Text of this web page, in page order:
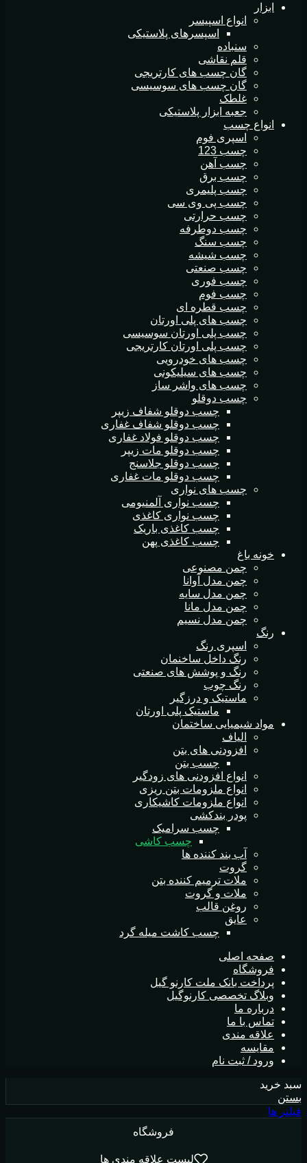
ابزار
انواع اسپیسر
اسپسرهای پلاستیکی
سنباده
قلم نقاشی
گان چسب های کارتریجی
گان چسب های سوسیسی
غلطک
جعبه ابزار پلاستیکی
انواع چسب
اسپری فوم
چسب 123
چسب آهن
چسب برق
چسب پلیمری
چسب پی وی سی
چسب حرارتی
چسب دوطرفه
چسب سنگ
چسب شیشه
چسب صنعتی
چسب فوری
چسب فوم
چسب قطره ای
چسب های پلی اورتان
چسب پلی اورتان سوسیسی
چسب پلی اورتان کارتریجی
چسب های خودرویی
چسب های سیلیکونی
چسب های واشر ساز
چسب دوقلو
چسب دوقلو شفاف زیپر
چسب دوقلو شفاف غفاری
چسب دوقلو فولاد غفاری
چسب دوقلو مات زیپر
چسب دوقلو جلاسنج
چسب دوقلو مات غفاری
چسب های نواری
چسب نواری آلمنیومی
چسب نواری کاغذی
چسب کاغذی باریک
چسب کاغذی پهن
خونه باغ
چمن مصنوعی
چمن مدل آوانا
چمن مدل سایه
چمن مدل مانا
چمن مدل نسیم
رنگ
اسپری رنگ
رنگ داخل ساخنمان
رنگ و پوشش های صنعتی
رنگ چوب
ماستیک و درزگیر
ماستیک پلی اورتان
مواد شیمیایی ساختمان
الیاف
افزودنی های بتن
چسب بتن
انواع افزودنی های زودگیر
انواع ملزومات بتن ریزی
انواع ملزومات کاشیکاری
پودر بندکشی
چسب سرامیک
چسب کاشی
آب بند کننده ها
گروت
ملات ترمیم کننده بتن
ملات و گروت
روغن قالب
عایق
چسب کاشت میله گرد
صفحه اصلی
فروشگاه
پرداخت بانک ملت کارنو گیل
وبلاگ تخصصی کارنوگیل
درباره ما
تماس با ما
علاقه مندی
مقايسه
ورود / ثبت نام
سبد خرید
بستن
فیلتر ها
فروشگاه
لیست علاقه مندی ها